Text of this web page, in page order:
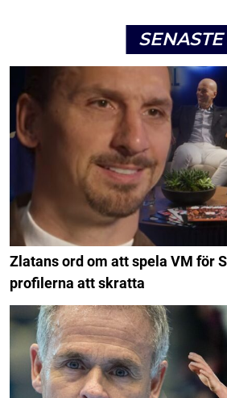
SENASTE
Zlatans ord om att spela VM för
profilerna att skratta